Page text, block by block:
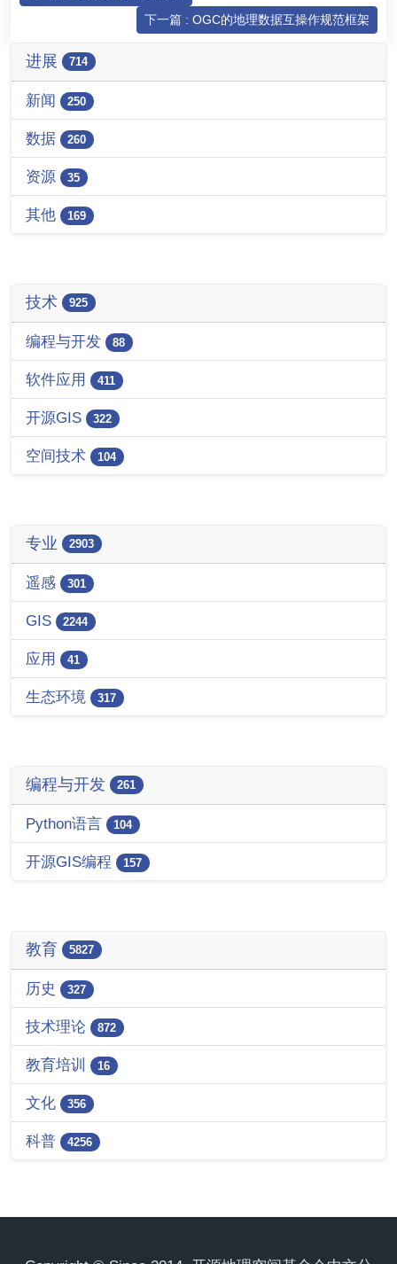
下一篇 : OGC的地理数据互操作规范框架
进展 714
新闻 250
数据 260
资源 35
其他 169
技术 925
编程与开发 88
软件应用 411
开源GIS 322
空间技术 104
专业 2903
遥感 301
GIS 2244
应用 41
生态环境 317
编程与开发 261
Python语言 104
开源GIS编程 157
教育 5827
历史 327
技术理论 872
教育培训 16
文化 356
科普 4256